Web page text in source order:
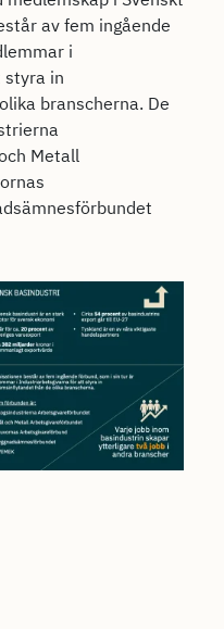
av fem ingående
i
in
branscherna. De
Metall